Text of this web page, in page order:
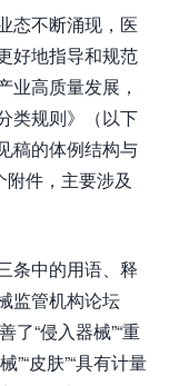
不断涌现，医
好地指导和规范
业高质量发展，
类规则》（以下
稿的体例结构与
附件，主要涉及
中的用语、释
监管机构论坛
了“侵入器械”“重
”“皮肤”“具有计量